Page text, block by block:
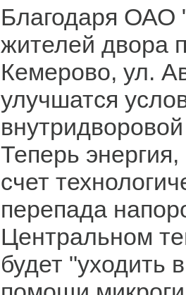
Благодаря ОАО
жителей двора
Кемерово, ул.
улучшатся
Теперь
счет
перепада
Центральном
будет "уходить